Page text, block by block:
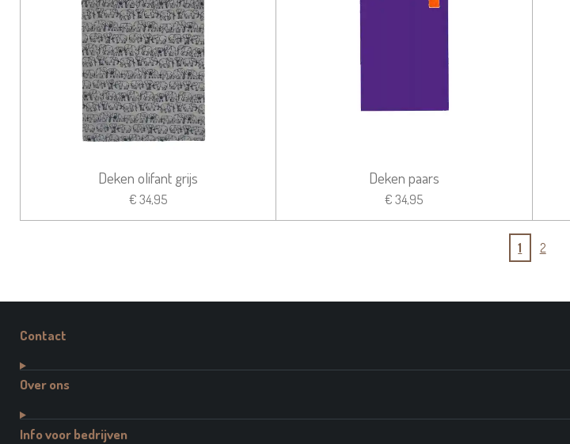
Deken olifant grijs
€ 34,95
Deken paars
€ 34,95
1 2
Contact
Over ons
Info voor bedrijven